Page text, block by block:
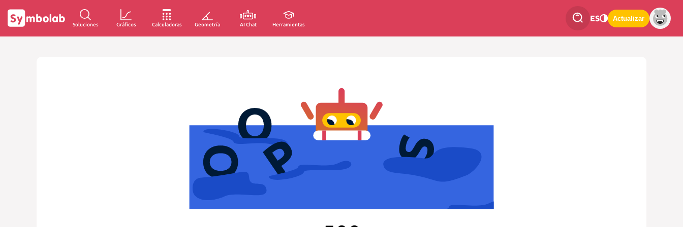
Soluciones Gráficos Calculadoras Geometría AI Chat Herramientas
ES Actualizar